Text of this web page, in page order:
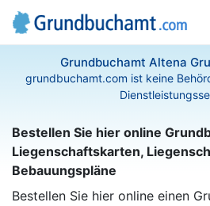
Grundbuchamt Altena
grundbuchamt.com ist keine
Bestellen Sie hier online
Liegenschaftskarten,
Bebauungspläne
Bestellen Sie hier online einen